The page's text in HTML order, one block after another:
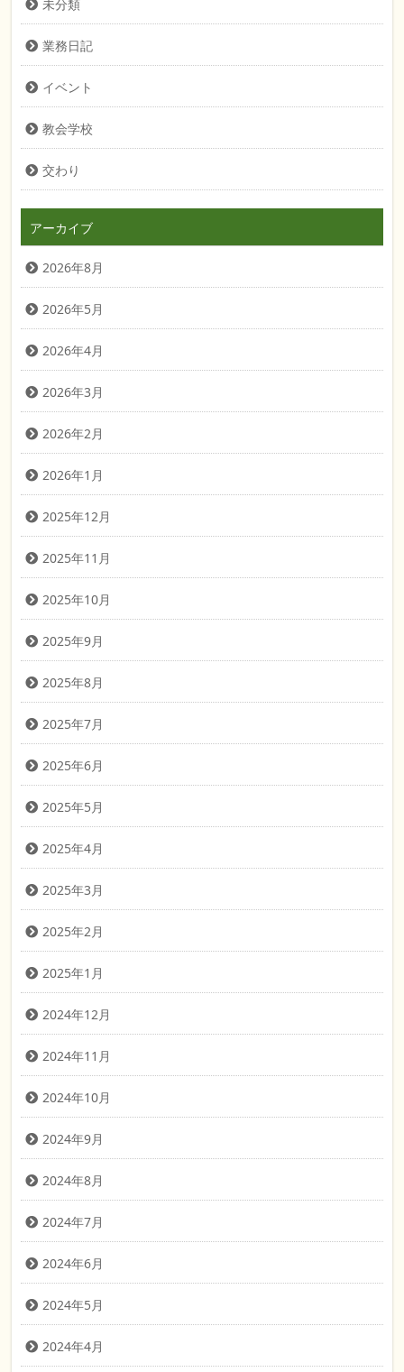
未分類
業務日記
イベント
教会学校
交わり
アーカイブ
2026年8月
2026年5月
2026年4月
2026年3月
2026年2月
2026年1月
2025年12月
2025年11月
2025年10月
2025年9月
2025年8月
2025年7月
2025年6月
2025年5月
2025年4月
2025年3月
2025年2月
2025年1月
2024年12月
2024年11月
2024年10月
2024年9月
2024年8月
2024年7月
2024年6月
2024年5月
2024年4月